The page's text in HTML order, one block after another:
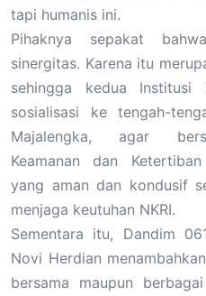
tapi humanis ini.
Pihaknya sepakat
sinergitas. Karena itu
sehingga kedua
sosialisasi ke tengah-
Majalengka, agar
Keamanan dan
yang aman dan kondusif
menjaga keutuhan NKRI.
Sementara itu, Dandim
Novi Herdian
bersama maupun